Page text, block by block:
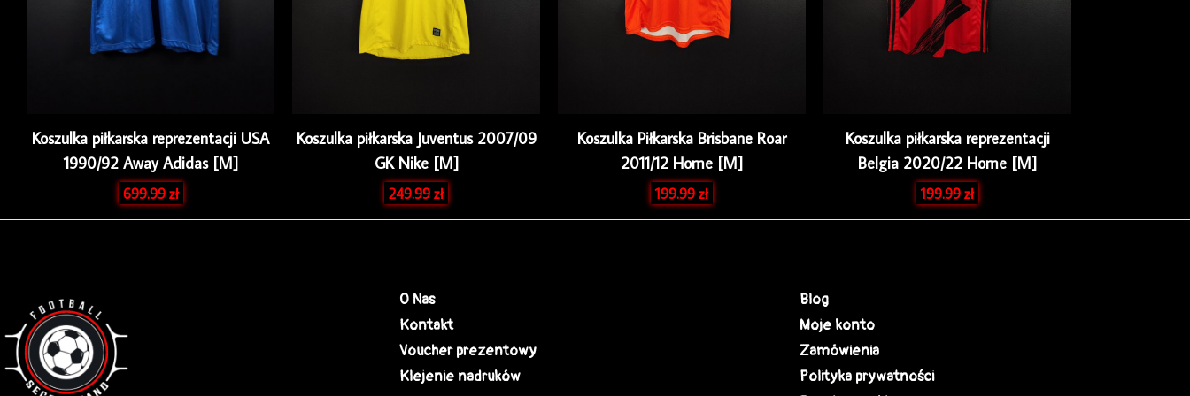
Koszulka piłkarska reprezentacji USA
1990/92 Away Adidas [M]
699.99zł
Koszulka piłkarska Juventus 2007/09
GK Nike [M]
249.99zł
Koszulka Piłkarska Brisbane Roar
2011/12 Home [M]
199.99zł
Koszulka piłkarska reprezentacji
Belgia 2020/22 Home [M]
199.99zł
O Nas
Kontakt
Voucher prezentowy
Klejenie nadruków
Blog
Moje konto
Zamówienia
Polityka prywatności